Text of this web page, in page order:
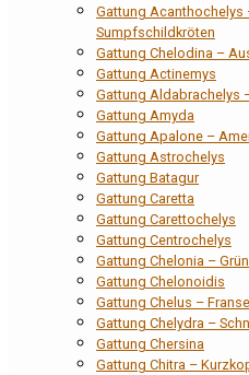
Gattung Acanthochelys
Sumpfschildkröten
Gattung Chelodina –
Gattung Actinemys
Gattung Aldabrachelys
Gattung Amyda
Gattung Apalone –
Gattung Astrochelys
Gattung Batagur
Gattung Caretta
Gattung Carettochelys
Gattung Centrochelys
Gattung Chelonia –
Gattung Chelonoidis
Gattung Chelus –
Gattung Chelydra –
Gattung Chersina
Gattung Chitra –